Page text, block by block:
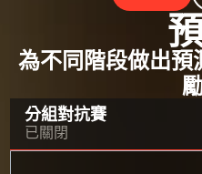
為不同階段做出預
分組對抗賽
已關閉